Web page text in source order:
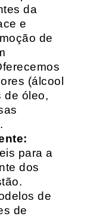
da
e
de
(álcool
de óleo,
para a
dos
de
de